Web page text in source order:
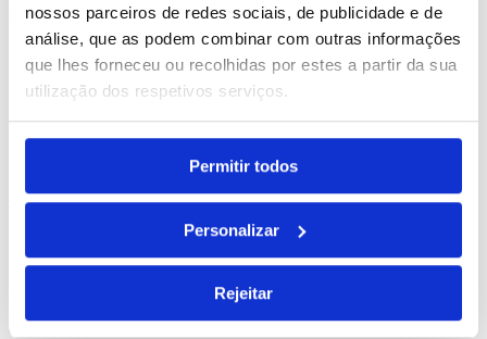
nossos parceiros de redes sociais, de publicidade e de
análise, que as podem combinar com outras informações
que lhes forneceu ou recolhidas por estes a partir da sua
utilização dos respetivos serviços.
Permitir todos
Personalizar
Rejeitar
Comprar
Puzo
desde 0.72€
Comprar
desde